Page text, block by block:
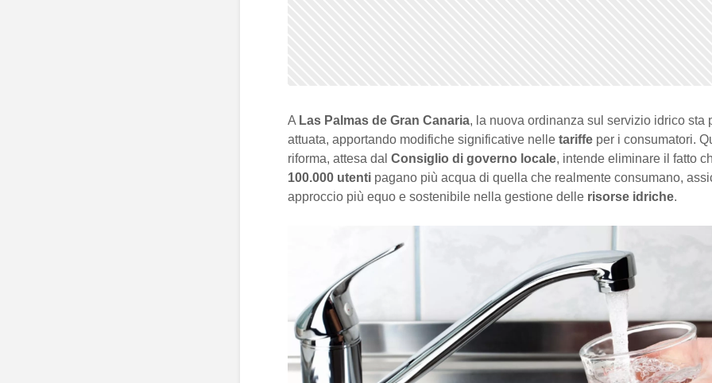
A Las Palmas de Gran Canaria, la nuova ordinanza sul servizio idrico sta
attuata, apportando modifiche significative nelle tariffe per i consumatori.
riforma, attesa dal Consiglio di governo locale, intende eliminare il fatto
100.000 utenti pagano più acqua di quella che realmente consumano,
approccio più equo e sostenibile nella gestione delle risorse idriche.